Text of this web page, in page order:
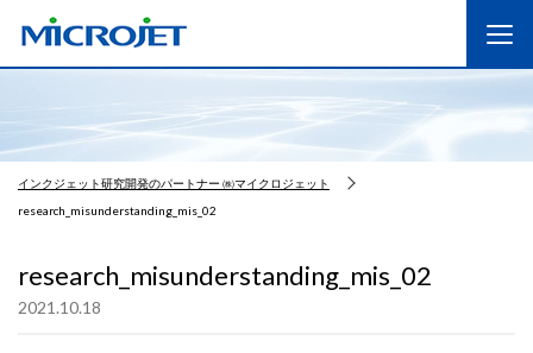
インクジェット研究開発のパートナー ㈱マイクロジェット
research_misunderstanding_mis_02
research_misunderstanding_mis_02
2021.10.18